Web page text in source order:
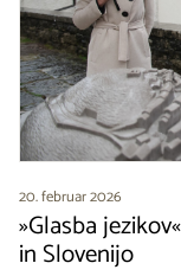
20. februar 2026
»Glasba
in Slovenijo